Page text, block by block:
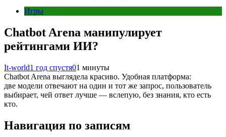
Игры
Chatbot Arena манипулирует
рейтингами ИИ?
It-world1 год спустя01 минуты
Chatbot Arena выглядела красиво. Удобная платформа:
две модели отвечают на один и тот же запрос, пользователь
выбирает, чей ответ лучше — вслепую, без знания, кто есть
кто.
Навигация по записям